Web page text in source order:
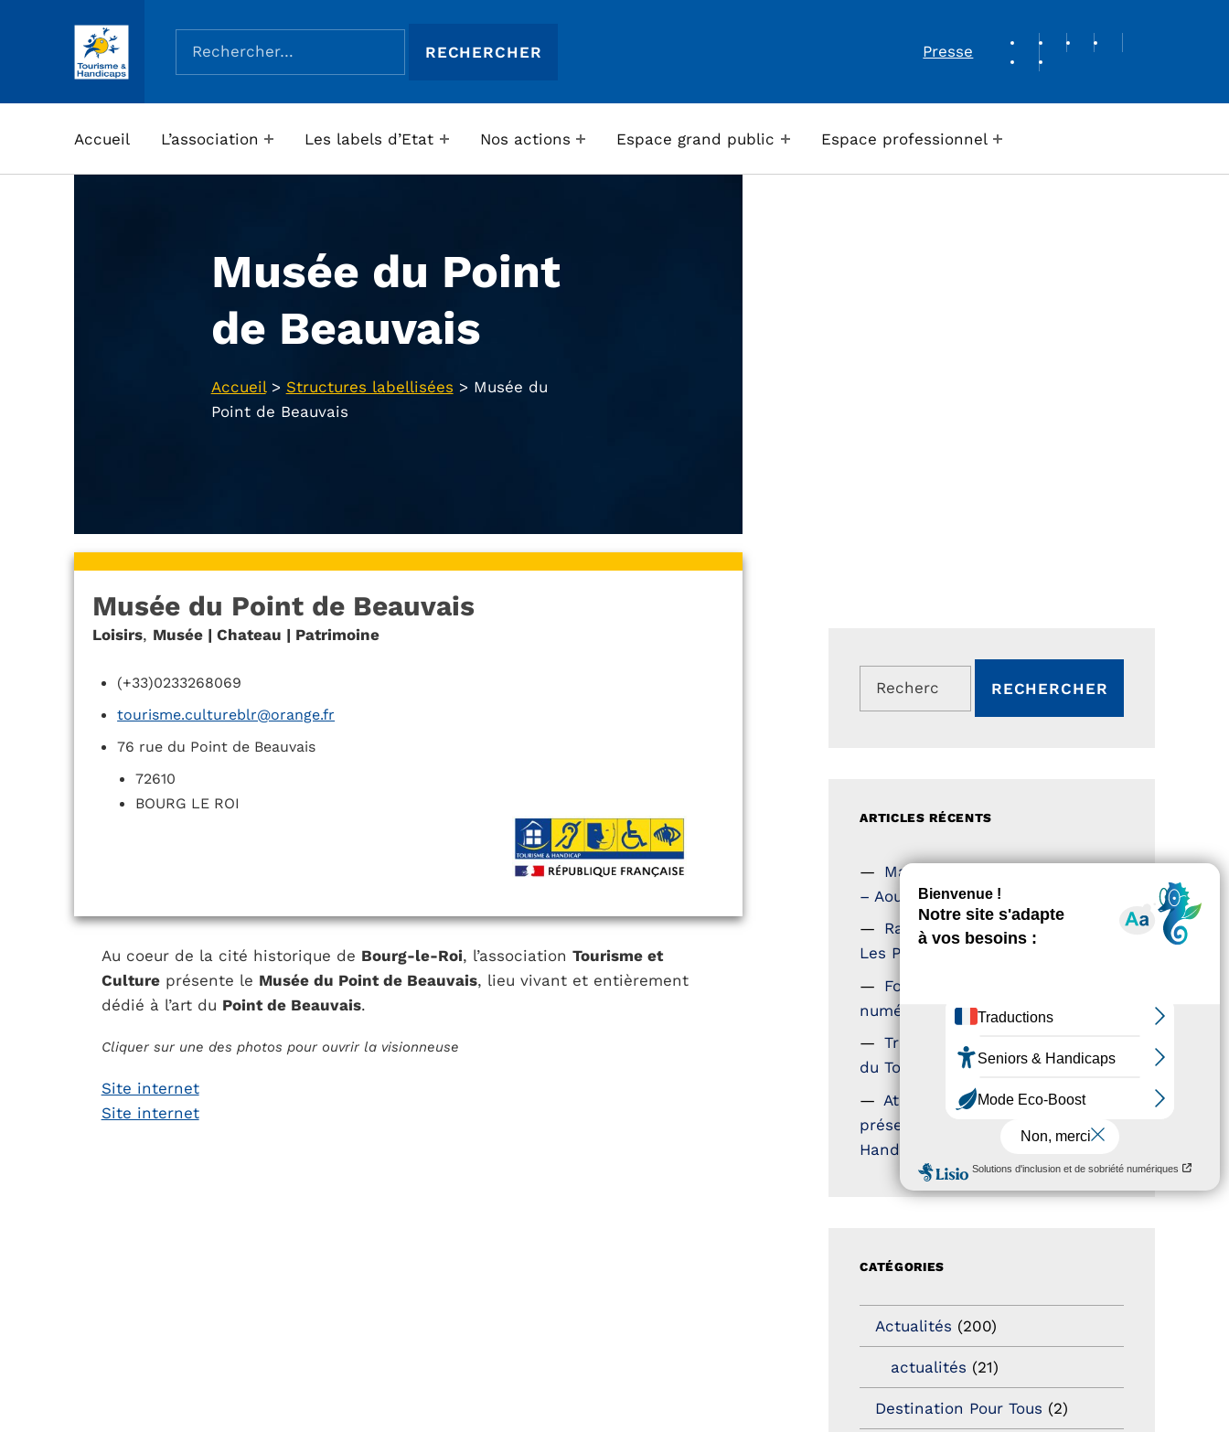
ASSOCIATION TOURISME ET HANDICAPS
Rechercher :
Presse
REVUE DE PRESSE
Accueil L’association Les labels d’Etat Nos actions Espace grand public Espace professionnel
Musée du Point
de Beauvais
Accueil> Structures labellisées > Musée du
Point de Beauvais
Musée du Point de Beauvais
Loisirs, Musée | Chateau | Patrimoine
(+33)0233268069
tourisme.cultureblr@orange.fr
76 rue du Point de Beauvais
72610
BOURG LE ROI
Au coeur de la cité historique de Bourg-le-Roi, l’association Tourisme et
Cultureprésente le Musée du Point de Beauvais, lieu vivant et entièrement
dédié à l’art du Point de Beauvais.
Cliquer sur une des photos pour ouvrir la visionneuse
Site internet
Site internet
Rechercher :
ARTICLES RÉCENTS
Magazine Tourisme Accessible
– Aout 2026
Rallye Aicha des Gazelles –
Les Petillantes
Formation Communication
numérique
Trophées Horizons – Acteurs
du Tourisme Durable
Atout France – flyer
présentation label Tourisme &
Handicap
CATÉGORIES
Actualités (200)
actualités (21)
Destination Pour Tous (2)